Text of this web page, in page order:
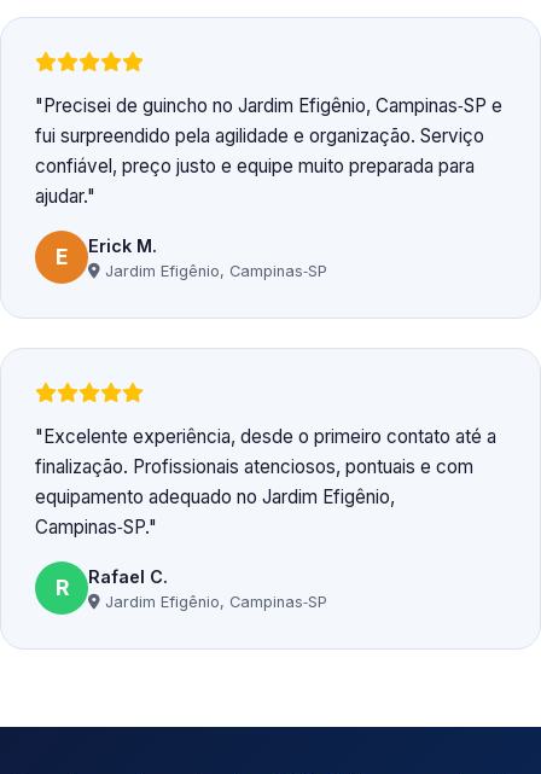
Precisei de guincho no Jardim Efigênio, Campinas‑SP e
fui surpreendido pela agilidade e organização. Serviço
confiável, preço justo e equipe muito preparada para
ajudar.
E Erick M.
Jardim Efigênio, Campinas‑SP
Excelente experiência, desde o primeiro contato até a
finalização. Profissionais atenciosos, pontuais e com
equipamento adequado no Jardim Efigênio,
Campinas‑SP.
R Rafael C.
Jardim Efigênio, Campinas‑SP